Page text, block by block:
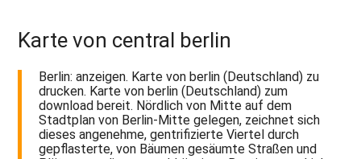
Karte von central berlin
Berlin: anzeigen. Karte von berlin (Deutschland) zu
drucken. Karte von berlin (Deutschland) zum
download bereit. Nördlich von Mitte auf dem
Stadtplan von Berlin-Mitte gelegen, zeichnet sich
dieses angenehme, gentrifizierte Viertel durch
gepflasterte, von Bäumen gesäumte Straßen und